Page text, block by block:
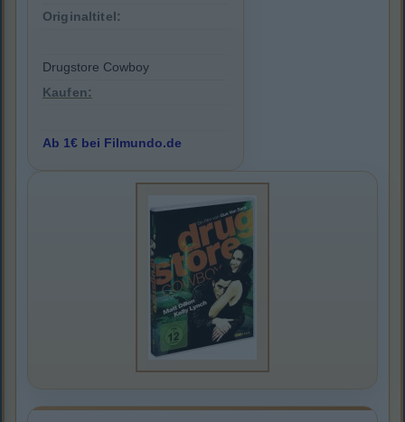
Originaltitel:
Drugstore Cowboy
Kaufen:
Ab 1€ bei Filmundo.de